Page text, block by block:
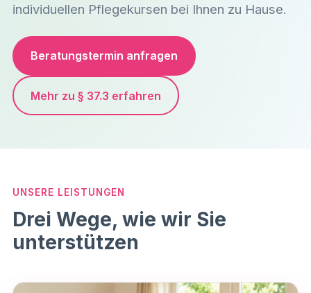
individuellen Pflegekursen bei Ihnen zu Hause.
Beratungstermin anfragen
Mehr zu § 37.3 erfahren
UNSERE LEISTUNGEN
Drei Wege, wie wir Sie
unterstützen